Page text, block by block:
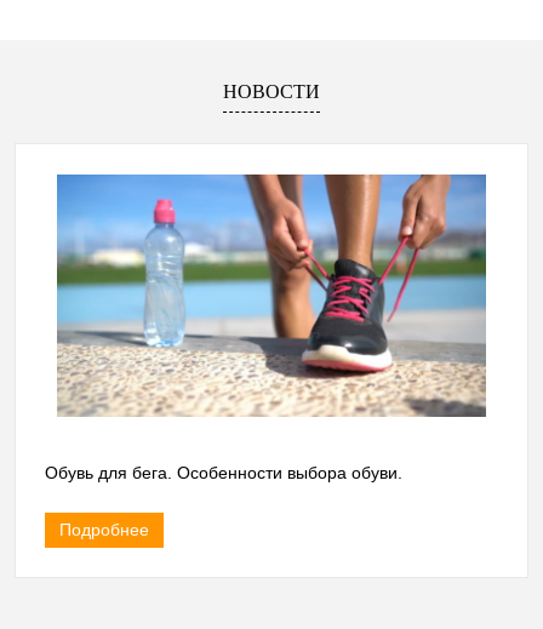
НОВОСТИ
Обувь для бега. Особенности выбора обуви.
Подробнее